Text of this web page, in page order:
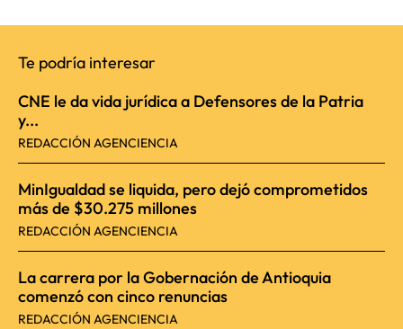
Te podría interesar
CNE le da vida jurídica a Defensores de la Patria
y...
REDACCIÓN AGENCIENCIA
MinIgualdad se liquida, pero dejó comprometidos
más de $30.275 millones
REDACCIÓN AGENCIENCIA
La carrera por la Gobernación de Antioquia
comenzó con cinco renuncias
REDACCIÓN AGENCIENCIA